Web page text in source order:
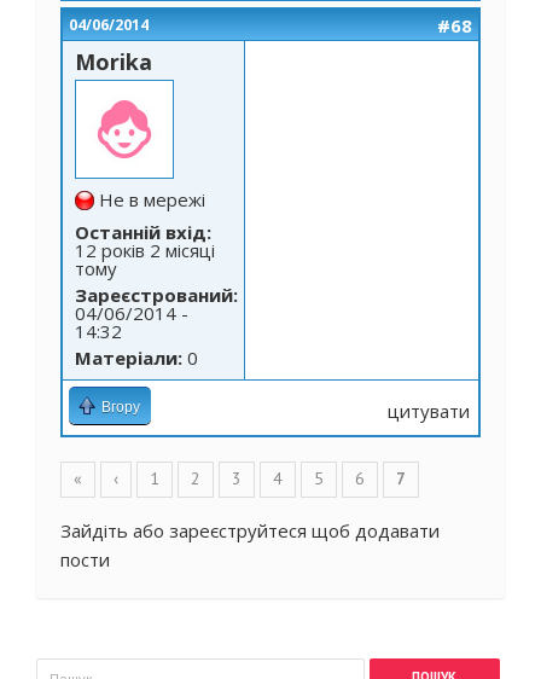
04/06/2014 #68
Morika
Не в мережі
Останній вхід:
12 років 2 місяці
тому
Зареєстрований:
04/06/2014 -
14:32
Матеріали: 0
Вгору цитувати
Сторінки
« ‹ 1 2 3 4 5 6 7
Зайдіть або зареєструйтеся щоб додавати
пости
Пошук